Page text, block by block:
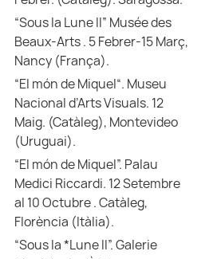
“Sous la Lune II” Musée des
Beaux-Arts . 5 Febrer-15 Març,
Nancy (França).
“El món de Miquel“. Museu
Nacional d’Arts Visuals. 12
Maig. (Catàleg), Montevideo
(Uruguai).
“El món de Miquel”. Palau
Medici Riccardi. 12 Setembre
al 10 Octubre . Catàleg,
Florència (Itàlia).
“Sous la *Lune II”. Galerie